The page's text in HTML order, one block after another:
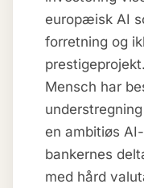
europæisk AI
forretning og
Mensch har
en ambitiøs
bankernes
med hård